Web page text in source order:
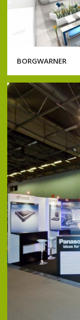
BORGWARNER